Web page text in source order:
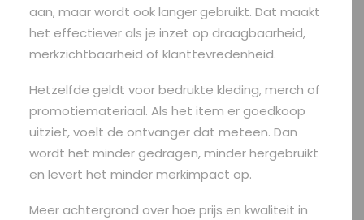
aan, maar wordt ook langer gebruikt. Dat maakt
het effectiever als je inzet op draagbaarheid,
merkzichtbaarheid of klanttevredenheid.
Hetzelfde geldt voor bedrukte kleding, merch of
promotiemateriaal. Als het item er goedkoop
uitziet, voelt de ontvanger dat meteen. Dan
wordt het minder gedragen, minder hergebruikt
en levert het minder merkimpact op.
Meer achtergrond over hoe prijs en kwaliteit in